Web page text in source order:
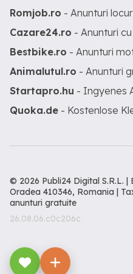
Romjob.ro - Anunturi
Cazare24.ro - Anunturi
Bestbike.ro - Anunturi
Animalutul.ro - Anunturi
Startapro.hu - Ingyenes
Quoka.de - Kostenlose
© 2026 Publi24 Digital S.R.L.
Oradea 410346, Romania |
anunturi gratuite
26.08.06.c0c206c